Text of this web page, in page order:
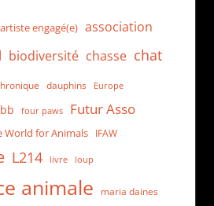
artiste engagé(e) association
biodiversité chasse chat
dauphins Europe
four paws Futur Asso
World for Animals IFAW
L214 livre loup
animale maria daines